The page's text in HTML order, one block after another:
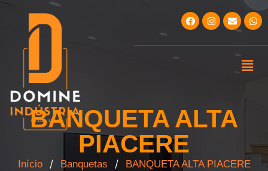
BANQUETA ALTA
PIACERE
Início / Banquetas / BANQUETA ALTA PIACERE